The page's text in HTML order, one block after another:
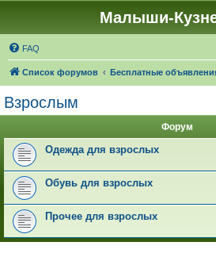
Малыши-
FAQ
Список форумов Бесплатные
Взрослым
Форум
Одежда для взрослых
Обувь для взрослых
Прочее для взрослых